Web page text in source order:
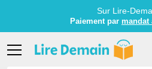
Sur Lire-
Paiement par mandat